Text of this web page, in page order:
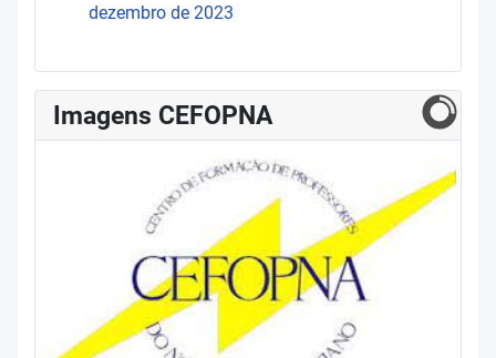
dezembro de 2023
Imagens CEFOPNA